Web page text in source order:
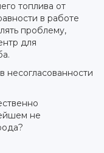
топлива от
в работе
проблему,
для
несогласованности
не